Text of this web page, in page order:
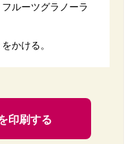
ルーツグラノーラ
かける。
印刷する